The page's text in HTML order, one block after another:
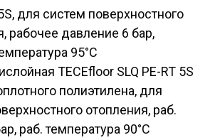
для систем поверхностного
рабочее давление 6 бар,
95°С
TECEfloor SLQ PE-RT 5S
полиэтилена, для
отопления, раб.
раб. температура 90°С